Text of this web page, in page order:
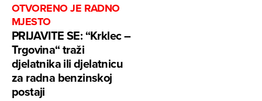
OTVORENO JE RADNO
MJESTO
PRIJAVITE SE: “Krklec –
Trgovina“ traži
djelatnika ili djelatnicu
za radna benzinskoj
postaji